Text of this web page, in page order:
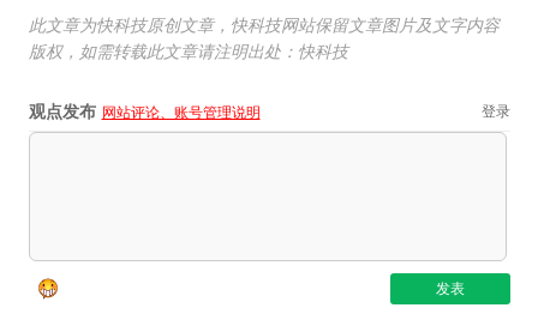
此文章为快科技原创文章，快科技网站保留文章图片及文字内容
版权，如需转载此文章请注明出处：快科技
观点发布 网站评论、账号管理说明 登录